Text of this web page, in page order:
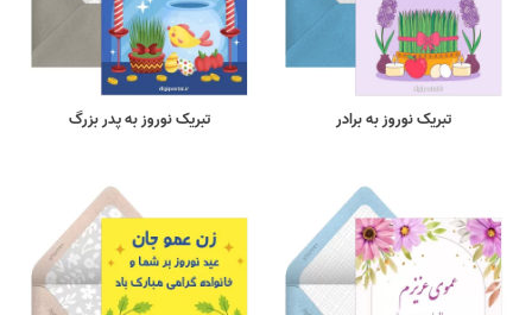
تبریک نوروز به برادر تبریک نوروز به پدر بزرگ